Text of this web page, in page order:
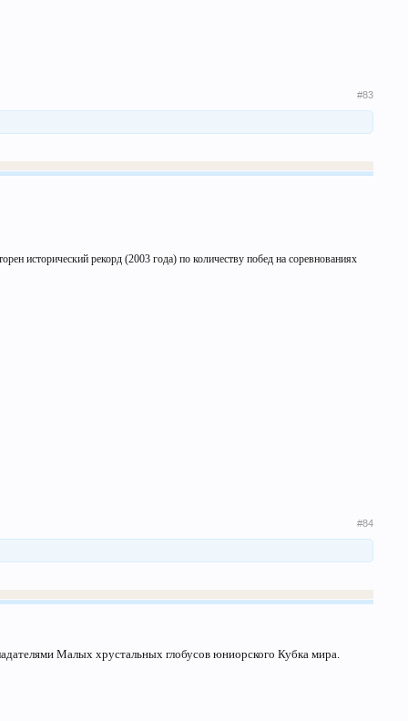
#83
исторический рекорд (2003 года) по количеству побед на соревнованиях
#84
Малых хрустальных глобусов юниорского Кубка мира.